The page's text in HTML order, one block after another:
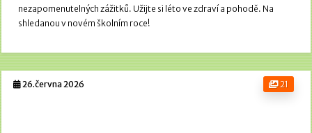
nezapomenutelných zážitků. Užijte si léto ve zdraví a pohodě. Na
shledanou v novém školním roce!
21
26.června 2026